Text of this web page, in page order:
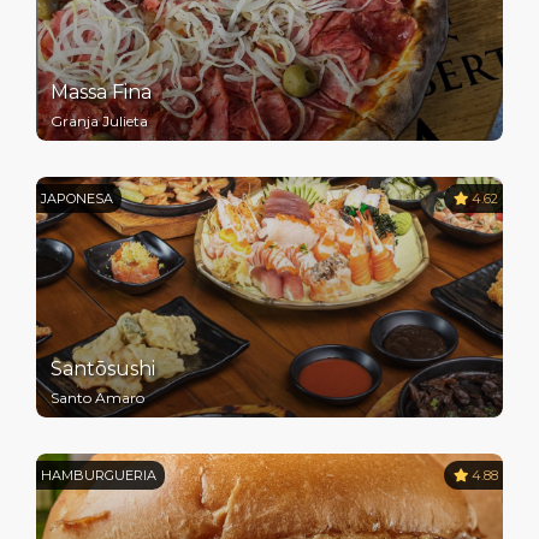
Massa Fina
Granja Julieta
JAPONESA 4.62
Santōsushi
Santo Amaro
HAMBURGUERIA 4.88